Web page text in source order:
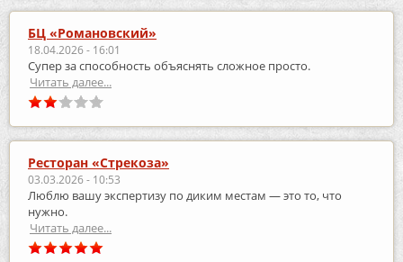
БЦ «Романовский»
18.04.2026 - 16:01
Супер за способность объяснять сложное просто.
Читать далее...
Ресторан «Стрекоза»
03.03.2026 - 10:53
Люблю вашу экспертизу по диким местам — это то, что
нужно.
Читать далее...